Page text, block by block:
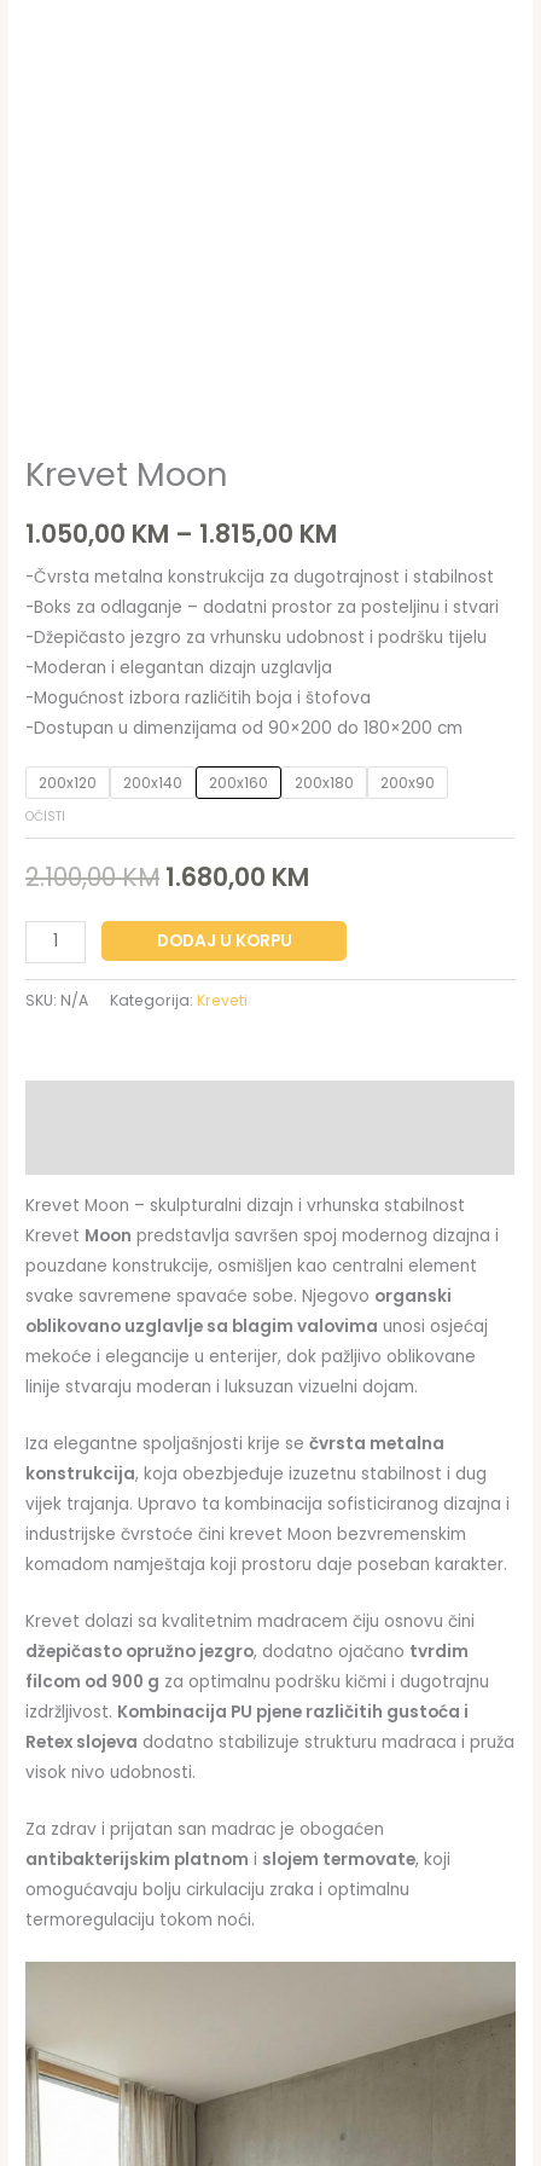
Krevet Moon
1.050,00 KM – 1.815,00 KM
-Čvrsta metalna konstrukcija za dugotrajnost i stabilnost
-Boks za odlaganje – dodatni prostor za posteljinu i stvari
-Džepičasto jezgro za vrhunsku udobnost i podršku tijelu
-Moderan i elegantan dizajn uzglavlja
-Mogućnost izbora različitih boja i štofova
-Dostupan u dimenzijama od 90×200 do 180×200 cm
200x120 200x140 200x160 200x180 200x90
OČISTI
2.100,00KM 1.680,00 KM
DODAJ U KORPU
SKU: N/A Kategorija:Kreveti
Krevet Moon – skulpturalni dizajn i vrhunska stabilnost
Krevet Moon predstavlja savršen spoj modernog dizajna i
pouzdane konstrukcije, osmišljen kao centralni element
svake savremene spavaće sobe. Njegovo organski
oblikovano uzglavlje sa blagim valovima unosi osjećaj
mekoće i elegancije u enterijer, dok pažljivo oblikovane
linije stvaraju moderan i luksuzan vizuelni dojam.
Iza elegantne spoljašnjosti krije sečvrsta metalna
konstrukcija, koja obezbjeđuje izuzetnu stabilnost i dug
vijek trajanja. Upravo ta kombinacija sofisticiranog dizajna i
industrijske čvrstoće čini krevet Moon bezvremenskim
komadom namještaja koji prostoru daje poseban karakter.
Krevet dolazi sa kvalitetnim madracem čiju osnovu čini
džepičasto opružno jezgro, dodatno ojačano tvrdim
filcom od 900 g za optimalnu podršku kičmi i dugotrajnu
izdržljivost. Kombinacija PU pjene različitih gustoća i
Retex slojeva dodatno stabilizuje strukturu madraca i pruža
visok nivo udobnosti.
Za zdrav i prijatan san madrac je obogaćen
antibakterijskim platnom i slojem termovate, koji
omogućavaju bolju cirkulaciju zraka i optimalnu
termoregulaciju tokom noći.